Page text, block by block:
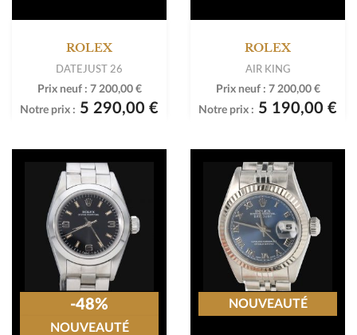
ROLEX
DATEJUST 26
Prix neuf : 7 200,00 €
Notre prix : 5 290,00 €
ROLEX
AIR KING
Prix neuf : 7 200,00 €
Notre prix : 5 190,00 €
-48%
NOUVEAUTÉ
NOUVEAUTÉ